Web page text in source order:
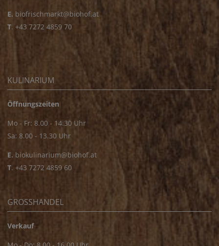
E. biofrischmarkt@biohof.at
T. +43 7272 4859 70
KULINARIUM
Öffnungszeiten
Mo - Fr: 8.00 - 14.30 Uhr
Sa: 8.00 - 13.30 Uhr
E. biokulinarium@biohof.at
T. +43 7272 4859 60
GROSSHANDEL
Verkauf